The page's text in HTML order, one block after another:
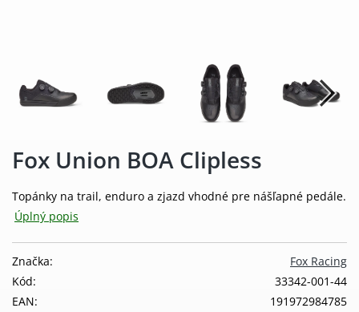
Fox Union BOA Clipless
Topánky na trail, enduro a zjazd vhodné pre nášľapné pedále.
Úplný popis
Fox Racing
Značka:
33342-001-44
Kód:
191972984785
EAN: